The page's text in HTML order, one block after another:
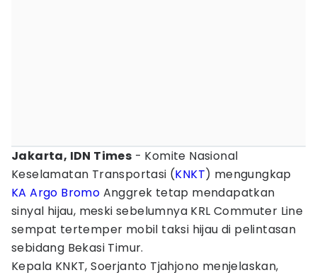
Jakarta, IDN Times - Komite Nasional
Keselamatan Transportasi (KNKT) mengungkap
KA Argo Bromo Anggrek tetap mendapatkan
sinyal hijau, meski sebelumnya KRL Commuter Line
sempat tertemper mobil taksi hijau di pelintasan
sebidang Bekasi Timur.
Kepala KNKT, Soerjanto Tjahjono menjelaskan,